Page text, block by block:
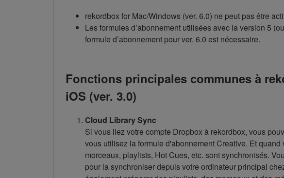
rekordbox for Mac/Windows (ver. 6.0) ne peut pas être
Les formules d’abonnement utilisées avec la version 5
formule d’abonnement pour ver. 6.0 est nécessaire.
Fonctions principales communes à
iOS (ver. 3.0)
Cloud Library Sync
Si vous liez votre compte Dropbox à rekordbox, vous
vous utilisez la formule d'abonnement Creative. Et
morceaux, playlists, Hot Cues, etc. sont synchronisés.
pour la synchroniser depuis votre ordinateur principal